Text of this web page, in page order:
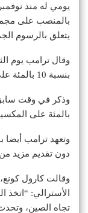
بالمنصب على
يتعلق بالرسوم
وقال ترامب يوم
بنسبة 10 بالمئة على سلع صينية اعتبارا من أول فبراير.
بالمئة على
وتعهد ترامب أيضا
دون تقديم مزيد
وقالت كارول
الأسترالي: “اتخذ
تجاه الصين،